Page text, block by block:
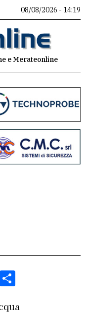
08/08/2026 - 14:19
e Merateonline
Print